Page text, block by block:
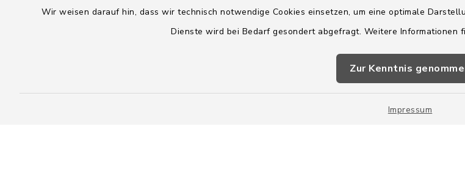
Wir weisen darauf hin, dass wir technisch notwendige Cookies einsetzen, um eine optimale
Dienste wird bei Bedarf gesondert abgefragt. Weitere Informationen
Zur Kenntnis
Impressum
14:00 - 18:00 Uhr
04328 179-0
04328 - 179-44
info@amt-boostedt-